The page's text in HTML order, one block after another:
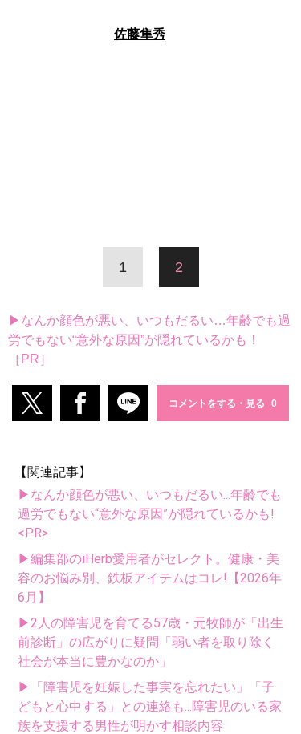
佐藤隼秀
1 2
▶なんか顔色が悪い、いつもだるい…年齢でも過
労でもない“意外な原因”が隠れているかも！
［PR］
コメントをする・見る
【関連記事】
▶なんか顔色が悪い、いつもだるい...年齢でも
過労でもない“意外な原因”が隠れているかも!
<PR>
▶編集部のiHerb愛用者がセレクト。健康・美
容のお悩み別、鉄板アイテムはコレ!【2026年
6月】
▶2人の障害児を育てる57歳・元牧師が「出生
前診断」の広がりに疑問「弱い者を取り除く
社会が本当に豊かなのか」
▶「障害児を妊娠した事実を忘れたい」「子
どもと心中する」との連絡も...障害児のいる家
族を支援する男性が明かす相談内容